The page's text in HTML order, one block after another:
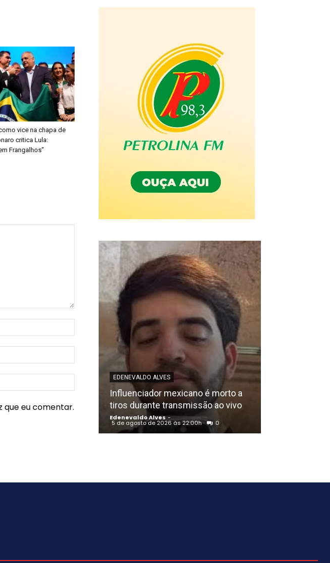
vice na chapa de
critica Lula:
Frangalhos”
que eu comentar.
EDENEVALDO ALVES
Influenciador mexicano é morto a
tiros durante transmissão ao vivo
Edenevaldo Alves -
5 de agosto de 2026 às 22:00h 0